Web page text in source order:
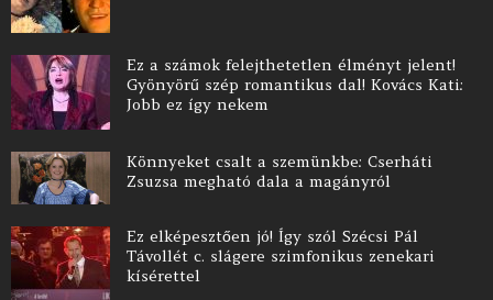
Ez a számok felejthetetlen élményt jelent!
Gyönyörű szép romantikus dal! Kovács Kati:
Jobb ez így nekem
Könnyeket csalt a szemünkbe: Cserháti
Zsuzsa megható dala a magányról
Ez elképesztően jó! Így szól Szécsi Pál
Távollét c. slágere szimfonikus zenekari
kísérettel